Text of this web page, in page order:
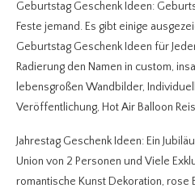
Geburtstag Geschenk Ideen:
Feste jemand. Es gibt einige
Geburtstag Geschenk Ideen für
Radierung den Namen in custom,
lebensgroßen Wandbilder,
Veröffentlichung, Hot Air Balloon
Jahrestag Geschenk Ideen: Ein
Union von 2 Personen und Viele
romantische Kunst Dekoration,